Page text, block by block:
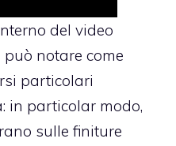
del video
notare come
particolari
in particolar modo,
sulle finiture